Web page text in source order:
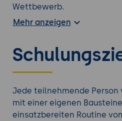
Wettbewerb.
KI-Werkzeuge bieten 2026
Leistungs-Texten
Textbausteine
zusammenstellen und ein
Angebot als Entwurf
Bearbeitungs-Zeit pro
Mehr anzeigen
Jede teilnehmende Person
mit einer eigenen
einsatzbereiten Routine